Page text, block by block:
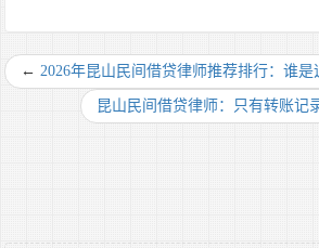
←2026年昆山民间借贷律师推荐排行：谁是
昆山民间借贷律师：只有转账记